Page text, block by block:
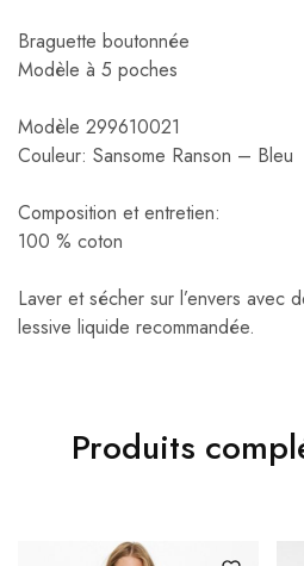
Braguette boutonnée
Modèle à 5 poches
Modèle 299610021
Couleur: Sansome Ranson – Bleu
Composition et entretien:
100 % coton
Laver et sécher sur l’envers avec
lessive liquide recommandée.
Produits